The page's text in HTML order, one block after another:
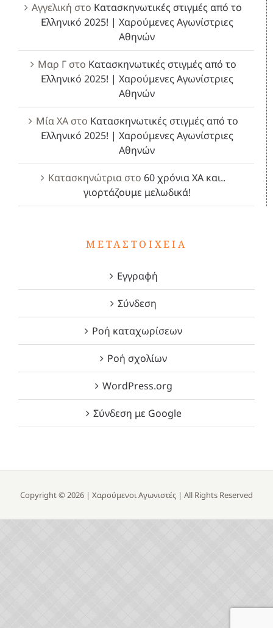
Αγγελική στο Κατασκηνωτικές στιγμές από το
Ελληνικό 2025! | Χαρούμενες Αγωνίστριες
Αθηνών
Μαρ Γστο Κατασκηνωτικές στιγμές από το
Ελληνικό 2025! | Χαρούμενες Αγωνίστριες
Αθηνών
Μία ΧΑστο Κατασκηνωτικές στιγμές από το
Ελληνικό 2025! | Χαρούμενες Αγωνίστριες
Αθηνών
Κατασκηνώτρια στο 60 χρόνια ΧΑ και..
γιορτάζουμε μελωδικά!
ΜΕΤΑΣΤΟΙΧΕΊΑ
Εγγραφή
Σύνδεση
Ροή καταχωρίσεων
Ροή σχολίων
WordPress.org
Σύνδεση με Google
Copyright © 2026 | Χαρούμενοι Αγωνιστές | All Rights Reserved